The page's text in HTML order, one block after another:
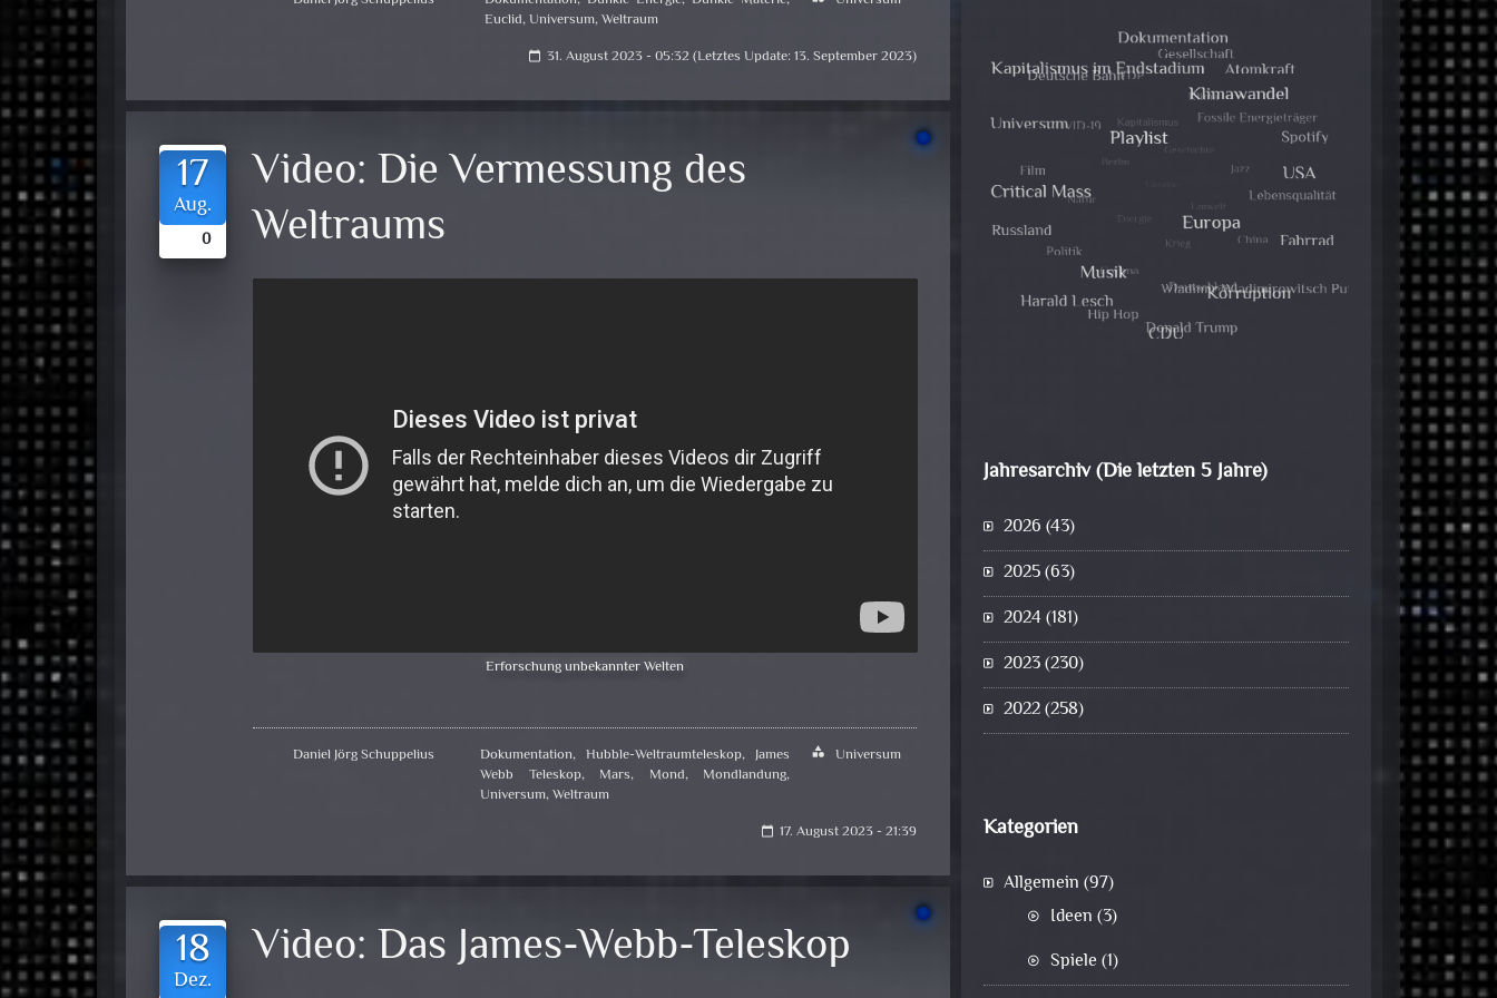
Euclid,Universum,Weltraum
calendar_today 31. August 2023 - 05:32 (Letztes Update: 13. September 2023)
17
Aug.
0
Video: Die Vermessung des
Weltraums
Erforschung unbekannter Welten
Daniel Jörg Schuppelius Dokumentation,Hubble-Weltraumteleskop,James
Webb Teleskop, Mars, Mond, Mondlandung,
Universum,Weltraum
category Universum
calendar_today 17. August 2023 - 21:39
18
Dez. Video: Das James-Webb-Teleskop
Jahresarchiv (Die letzten 5 Jahre)
2026 (43)
2025(63)
2024(181)
2023(230)
2022(258)
Kategorien
Allgemein (97)
Ideen (3)
Spiele (1)